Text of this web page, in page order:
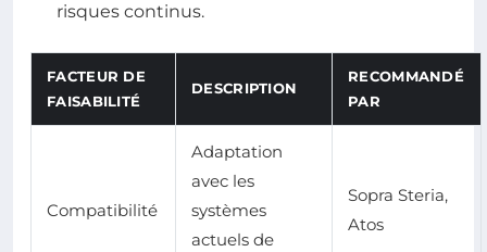
risques continus.
FACTEUR DE
FAISABILITÉ
DESCRIPTION
RECOMMANDÉ
PAR
Compatibilité
Adaptation
avec les
systèmes
actuels de
Sopra Steria,
Atos